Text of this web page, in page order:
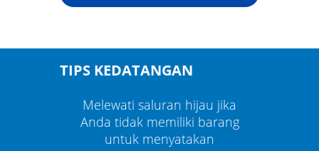
TIPS KEDATANGAN
Melewati saluran hijau jika
Anda tidak memiliki barang
untuk menyatakan